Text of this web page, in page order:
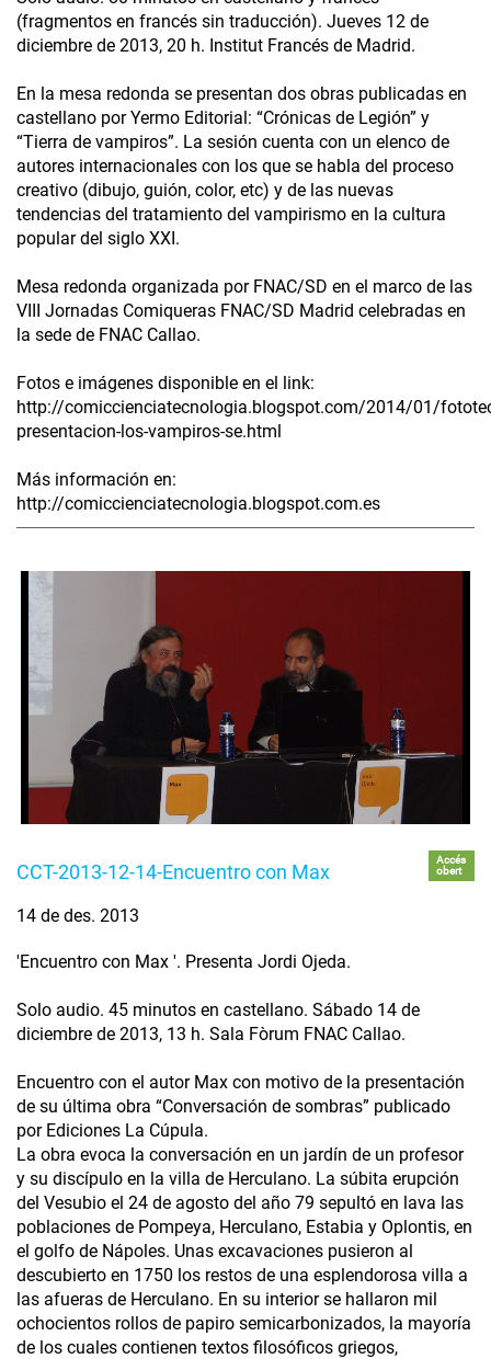
(fragmentos en francés sin traducción). Jueves 12 de
diciembre de 2013, 20 h. Institut Francés de Madrid.
En la mesa redonda se presentan dos obras publicadas en
castellano por Yermo Editorial: “Crónicas de Legión” y
“Tierra de vampiros”. La sesión cuenta con un elenco de
autores internacionales con los que se habla del proceso
creativo (dibujo, guión, color, etc) y de las nuevas
tendencias del tratamiento del vampirismo en la cultura
popular del siglo XXI.
Mesa redonda organizada por FNAC/SD en el marco de las
VIII Jornadas Comiqueras FNAC/SD Madrid celebradas en
la sede de FNAC Callao.
Fotos e imágenes disponible en el link:
http://comiccienciatecnologia.blogspot.com/2014/01/
presentacion-los-vampiros-se.html
Más información en:
http://comiccienciatecnologia.blogspot.com.es
CCT-2013-12-14-Encuentro con Max
Accés
obert
14 de des. 2013
'Encuentro con Max '. Presenta Jordi Ojeda.
Solo audio. 45 minutos en castellano. Sábado 14 de
diciembre de 2013, 13 h. Sala Fòrum FNAC Callao.
Encuentro con el autor Max con motivo de la presentación
de su última obra “Conversación de sombras” publicado
por Ediciones La Cúpula.
La obra evoca la conversación en un jardín de un profesor
y su discípulo en la villa de Herculano. La súbita erupción
del Vesubio el 24 de agosto del año 79 sepultó en lava las
poblaciones de Pompeya, Herculano, Estabia y Oplontis, en
el golfo de Nápoles. Unas excavaciones pusieron al
descubierto en 1750 los restos de una esplendorosa villa a
las afueras de Herculano. En su interior se hallaron mil
ochocientos rollos de papiro semicarbonizados, la mayoría
de los cuales contienen textos filosóficos griegos,